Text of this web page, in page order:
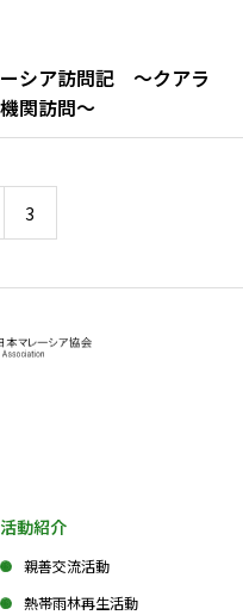
ーシア訪問記 ～クアラ
関訪問～
3
活動紹介
親善交流活動
熱帯雨林再生活動